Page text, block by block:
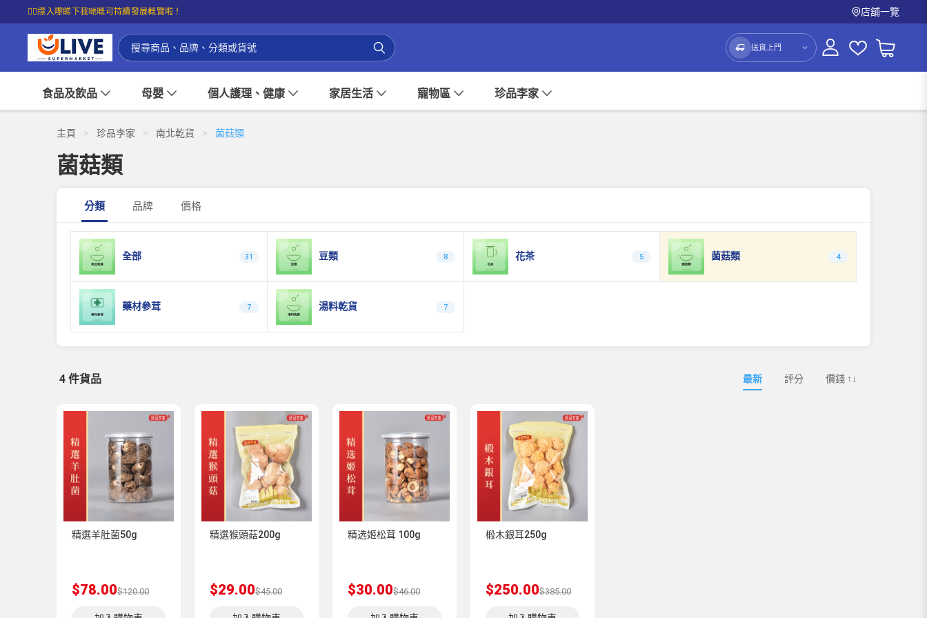
☝🏼㩒入嚟睇下我哋嘅可持續發展概覽啦！ 店舖一覽
送貨上門
食品及飲品 母嬰 個人護理、健康 家居生活 寵物區 珍品李家
主頁 > 珍品李家 > 南北乾貨 > 菌菇類
菌菇類
分類 品牌 價格
全部 31 豆類 8 花茶 5 菌菇類 4
藥材參茸 7 湯料乾貨 7
4 件貨品 最新 評分 價錢 ↑↓
精選羊肚菌50g
$78.00$120.00
精選猴頭菇200g
$29.00$45.00
精选姬松茸 100g
$30.00$46.00
椴木銀耳250g
$250.00$385.00